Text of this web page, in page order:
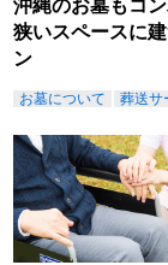
沖縄のお墓もコ
狭いスペースに
ン
お墓について 葬送サ